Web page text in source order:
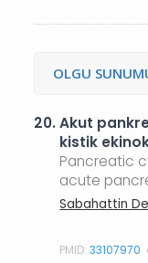
OLGU
20.Akut
kistik
Pancreatic
acute
Sabahattin
PMID:33107970